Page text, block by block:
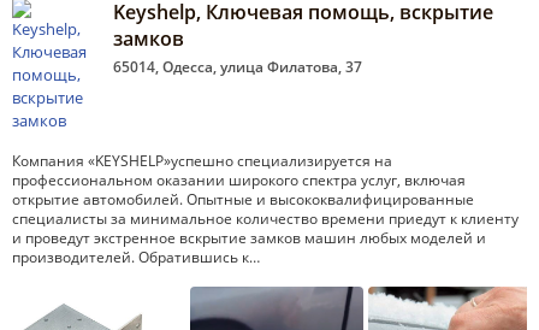
Keyshelp, Ключевая помощь, вскрытие
замков
65014, Одесса, улица Филатова, 37
Компания «KEYSHELP»успешно специализируется на
профессиональном оказании широкого спектра услуг, включая
открытие автомобилей. Опытные и высококвалифицированные
специалисты за минимальное количество времени приедут к клиенту
и проведут экстренное вскрытие замков машин любых моделей и
производителей. Обратившись к…